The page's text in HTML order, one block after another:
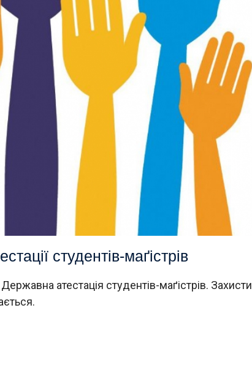
студентів-маґістрів
атестація студентів-маґістрів. Захисти